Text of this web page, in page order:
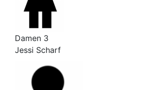
Damen 3
Jessi Scharf